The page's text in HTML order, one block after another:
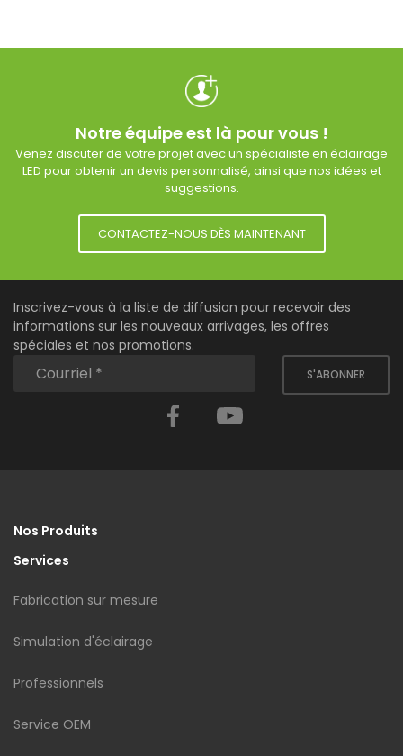
Notre équipe est là pour vous !
Venez discuter de votre projet avec un spécialiste en éclairage
LED pour obtenir un devis personnalisé, ainsi que nos idées et
suggestions.
CONTACTEZ-NOUS DÈS MAINTENANT
Inscrivez-vous à la liste de diffusion pour recevoir des
informations sur les nouveaux arrivages, les offres
spéciales et nos promotions.
S'ABONNER
Facebook
Nos Produits
Services
Fabrication sur mesure
Simulation d'éclairage
Professionnels
Service OEM